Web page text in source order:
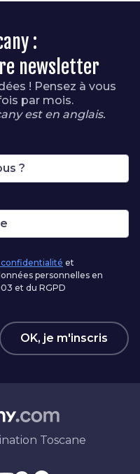
:
newsletter
! Pensez à vous
par mois.
est en anglais.
et
personnelles en
et du RGPD
OK, je m'inscris
Toscane